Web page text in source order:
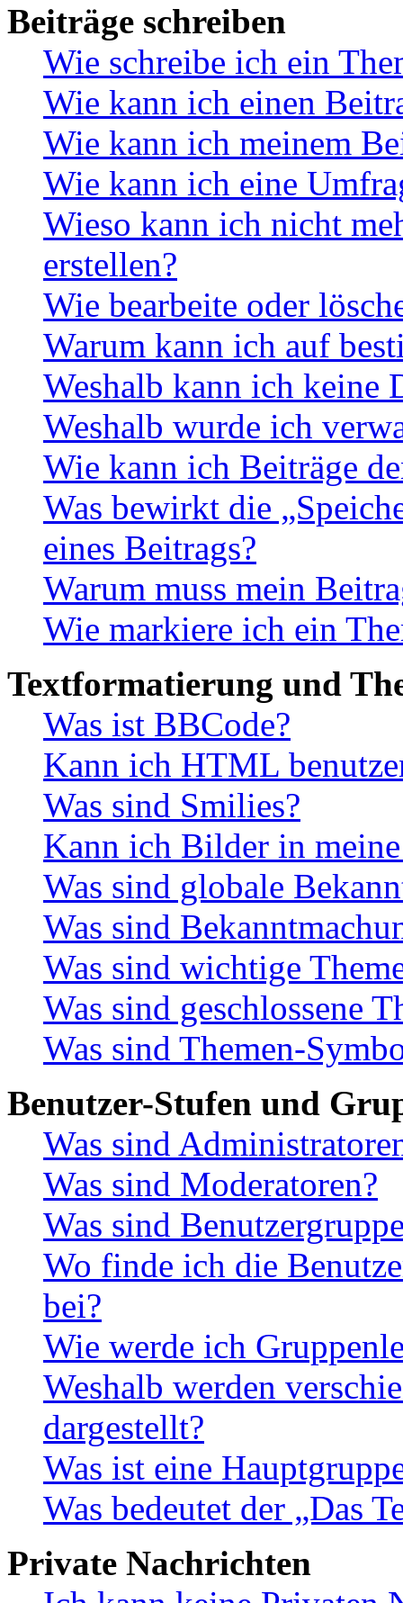
Beiträge schreiben
Wie schreibe ich ein
Wie kann ich einen
Wie kann ich meinem
Wie kann ich eine
Wieso kann ich nicht
erstellen?
Wie bearbeite oder
Warum kann ich auf
Weshalb kann ich keine
Weshalb wurde ich
Wie kann ich Beiträge
Was bewirkt die
eines Beitrags?
Warum muss mein
Wie markiere ich ein
Textformatierung und
Was ist BBCode?
Kann ich HTML
Was sind Smilies?
Kann ich Bilder in
Was sind globale
Was sind
Was sind wichtige
Was sind geschlossene
Was sind Themen-
Benutzer-Stufen und
Was sind
Was sind Moderatoren?
Was sind
Wo finde ich die
bei?
Wie werde ich
Weshalb werden
dargestellt?
Was ist eine
Was bedeutet der „Das
Private Nachrichten